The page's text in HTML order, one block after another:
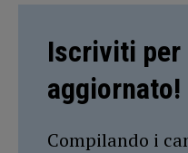
Iscriviti per
aggiornato!
Compilando i